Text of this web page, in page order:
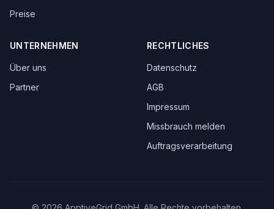
Preise
UNTERNEHMEN
Über uns
Partner
RECHTLICHES
Datenschutz
AGB
Impressum
Missbrauch melden
Auftragsverarbeitung